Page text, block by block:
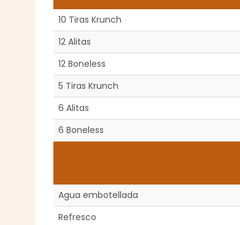
10 Tiras Krunch
12 Alitas
12 Boneless
5 Tiras Krunch
6 Alitas
6 Boneless
Agua embotellada
Refresco